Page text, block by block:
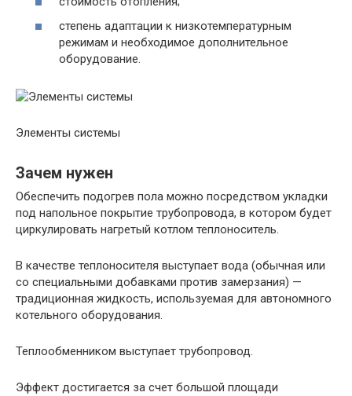
степень адаптации к низкотемпературным
режимам и необходимое дополнительное
оборудование.
Элементы системы
Зачем нужен
Обеспечить подогрев пола можно посредством укладки
под напольное покрытие трубопровода, в котором будет
циркулировать нагретый котлом теплоноситель.
В качестве теплоносителя выступает вода (обычная или
со специальными добавками против замерзания) —
традиционная жидкость, используемая для автономного
котельного оборудования.
Теплообменником выступает трубопровод.
Эффект достигается за счет большой площади